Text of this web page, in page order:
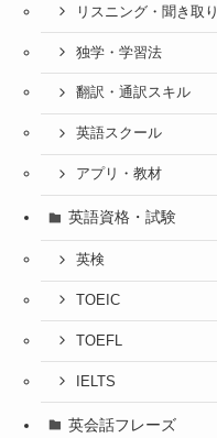
リスニング・聞き取り
独学・学習法
翻訳・通訳スキル
英語スクール
アプリ・教材
英語資格・試験
英検
TOEIC
TOEFL
IELTS
英会話フレーズ